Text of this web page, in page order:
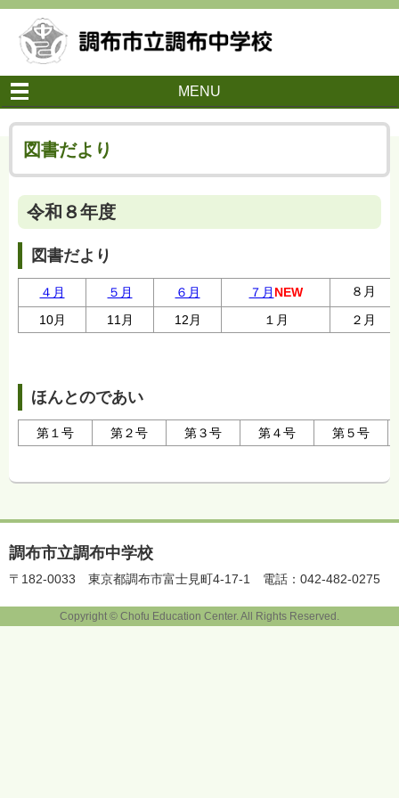
MENU
図書だより
令和８年度
図書だより
４月 ５月 ６月 ７月 NEW
８月
10月
11月 12月 １月 ２月
ほんとのであい
第１号 第２号 第３号 第４号 第５号
調布市立調布中学校
〒182-0033 東京都調布市富士見町4-17-1 電話：042-482-0275
Copyright © Chofu Education Center. All Rights Reserved.